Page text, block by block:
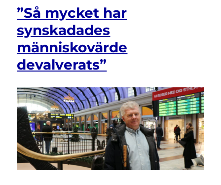
barometer
för
självbestämmande
”Så mycket har
synskadades
människovärde
devalverats”